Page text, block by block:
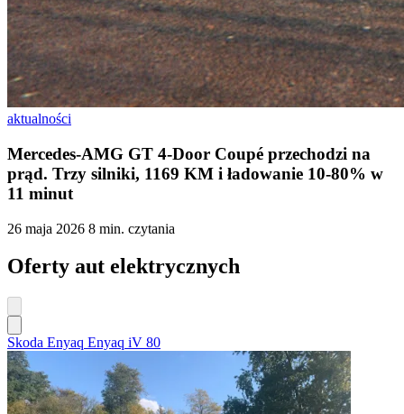
aktualności
Mercedes-AMG GT 4-Door Coupé przechodzi na
prąd. Trzy silniki, 1169 KM i ładowanie 10-80% w
11 minut
26 maja 2026 8 min. czytania
Oferty aut elektrycznych
Skoda Enyaq Enyaq iV 80